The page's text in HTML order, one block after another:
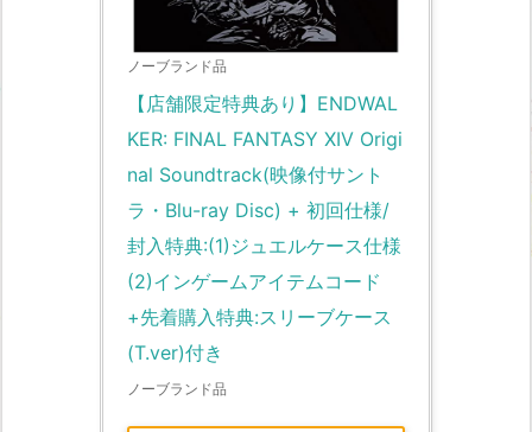
ノーブランド品
【店舗限定特典あり】ENDWAL
KER: FINAL FANTASY XIV Origi
nal Soundtrack(映像付サント
ラ・Blu-ray Disc) + 初回仕様/
封入特典:(1)ジュエルケース仕様
(2)インゲームアイテムコード
+先着購入特典:スリーブケース
(T.ver)付き
ノーブランド品